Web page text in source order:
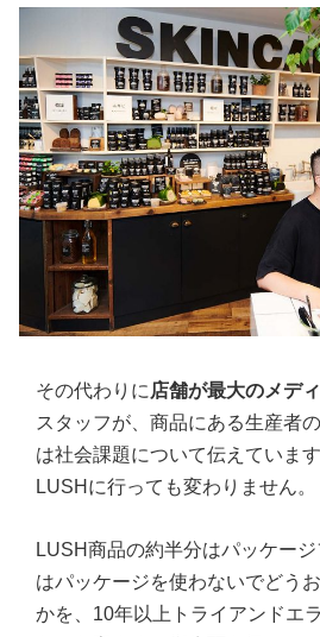
その代わりに 店舗が最大のメデ
スタッフが、商品にある生産者
は社会課題について伝えていま
LUSHに行っても変わりません。
LUSH商品の約半分はパッケー
はパッケージを使わないでどう
かを、10年以上トライアンドエ